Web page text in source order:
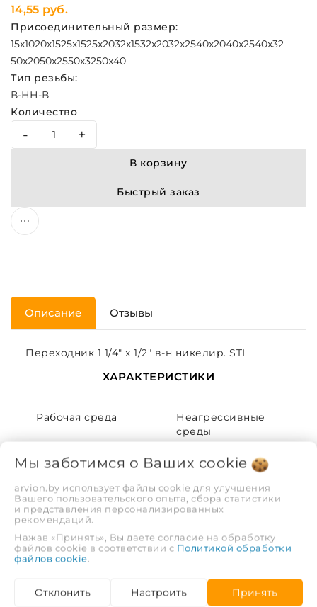
14,55 руб.
Присоединительный размер:
15x1020x1525x1525x2032x1532x2032x2540x2040x2540x32
50x2050x2550x3250x40
Тип резьбы:
В-НН-В
Количество
- +
В корзину
Быстрый заказ
Описание Отзывы
Переходник 1 1/4" x 1/2" в-н никелир. STI
ХАРАКТЕРИСТИКИ
Рабочая среда
Неагрессивные
среды
Покрытие Никелирование
Тип соединения Переходное
Материал Латунь
размер
Мы заботимся о Ваших cookie
arvion.by использует файлы cookie для улучшения
Вашего пользовательского опыта, сбора статистики
и представления персонализированных
рекомендаций.
Нажав «Принять», Вы даете согласие на обработку
файлов cookie в соответствии с Политикой обработки
файлов cookie.
Отклонить Настроить Принять